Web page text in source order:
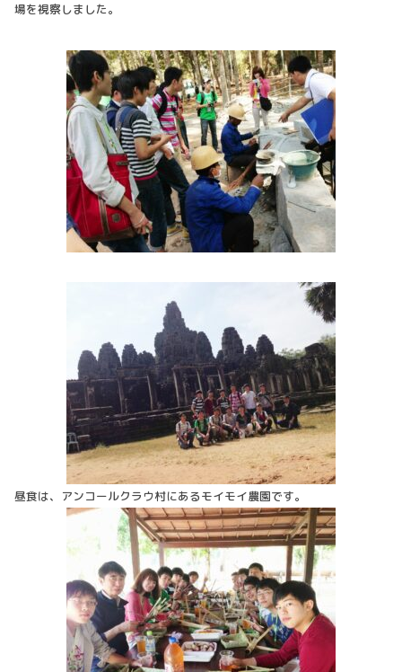
場を視察しました。
昼食は、アンコールクラウ村にあるモイモイ農園です。